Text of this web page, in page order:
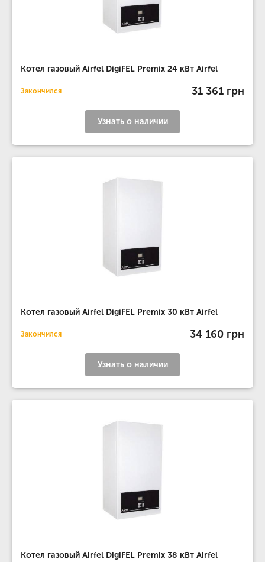
Котел газовый Airfel DigiFEL Premix 24 кВт Airfel
Закончился 31 361 грн
Узнать о наличии
Котел газовый Airfel DigiFEL Premix 30 кВт Airfel
Закончился 34 160 грн
Узнать о наличии
Котел газовый Airfel DigiFEL Premix 38 кВт Airfel